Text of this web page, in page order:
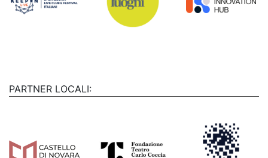
PARTNER LOCALI: